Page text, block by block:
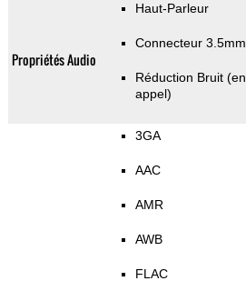
Propriétés Audio
Haut-Parleur
Connecteur 3.5mm
Réduction Bruit (en
appel)
3GA
AAC
AMR
AWB
FLAC